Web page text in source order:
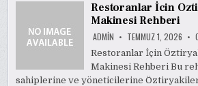
Restoranlar İcin
Makinesi Rehberi
ADMIN TEMMUZ 1, 2026
Restoranlar İçin
Makinesi Rehberi Bu
sahiplerine ve yöneticilerine Öztiryakiler